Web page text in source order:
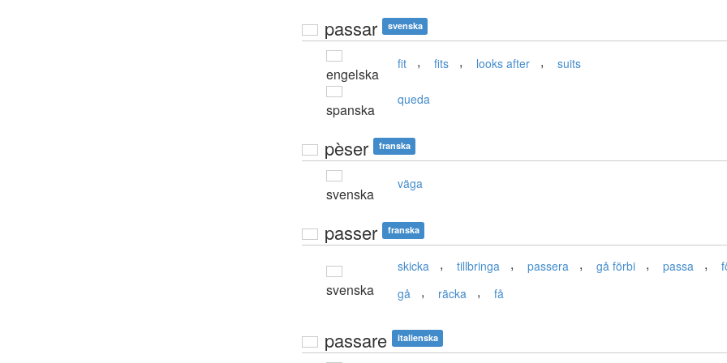
passar svenska
engelska
fit , fits , looks after , suits
spanska
queda
pèser franska
svenska
väga
passer franska
svenska
skicka , tillbringa , passera , gå förbi , passa ,
gå , räcka , få
passare italienska